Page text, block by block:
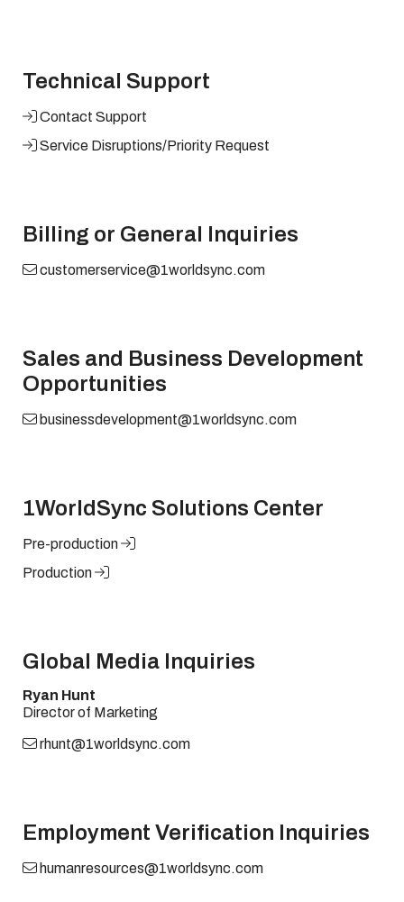
Technical Support
Contact Support
Service Disruptions/Priority Request
Billing or General Inquiries
customerservice@1worldsync.com
Sales and Business Development
Opportunities
businessdevelopment@1worldsync.com
1WorldSync Solutions Center
Pre-production
Production
Global Media Inquiries
Ryan Hunt
Director of Marketing
rhunt@1worldsync.com
Employment Verification Inquiries
humanresources@1worldsync.com